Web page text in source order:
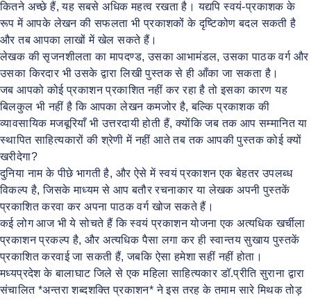
कितने अच्छे हैं, यह सबसे अधिक महत्व रखता है। यद्यपि स्वयं-प्रकाशक के
रूप में आपके लेखन की सफलता भी प्रकाशकों के दृष्टिकोण बदल सकती है
और तब आपका लाखों में खेल सकते हैं।
लेखक की सृजनशीलता का मापदण्ड, उसका आभामंडल, उसका पाठक वर्ग और
उसका किरदार भी उसके द्वारा लिखी पुस्तक से ही आँका जा सकता है।
जब आपको कोई प्रकाशन प्रकाशित नहीं कर रहा है तो इसका कारण यह
बिलकुल भी नहीं है कि आपका लेखन कमजोर है, बल्कि प्रकाशक की
व्यावसायिक मजबूरियाँ भी उत्तरदायी होती हैं, क्योंकि जब तक आप सम्मानित या
स्थापित साहित्यकारों की श्रेणी में नहीं आते तब तक आपकी पुस्तक कोई क्यों
खरीदेगा?
दुनिया नाम के पीछे भागती है, और ऐसे में स्वयं प्रकाशन एक बेहतर उपलब्ध
विकल्प है, जिसके माध्यम से आप बतौर रचनाकार या लेखक अपनी पुस्तकें
प्रकाशित करवा कर अपना पाठक वर्ग खोज सकते हैं।
कई लोग आज भी ये सोचते हैं कि स्वयं प्रकाशन योजना एक अत्यधिक खर्चीला
प्रकाशन प्रकल्प है, और अत्यधिक पैसा लगा कर ही स्वान्तय सुखाय पुस्तकें
प्रकाशित करवाई जा सकती हैं, जबकि ऐसा हमेशा सहीं नहीं होता।
मध्यप्रदेश के बालाघाट जिले से एक महिला साहित्यकार डॉ.प्रीति सुराना द्वारा
संचालित *अन्तरा शब्दशक्ति प्रकाशन* ने इस तरह के तमाम सारे मिथक तोड़